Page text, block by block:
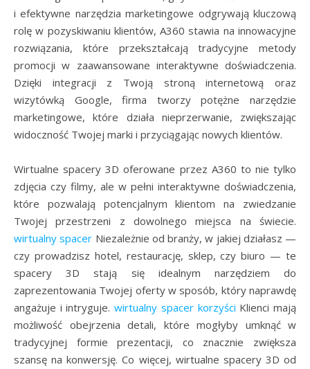
i efektywne narzędzia marketingowe odgrywają kluczową
rolę w pozyskiwaniu klientów, A360 stawia na innowacyjne
rozwiązania, które przekształcają tradycyjne metody
promocji w zaawansowane interaktywne doświadczenia.
Dzięki integracji z Twoją stroną internetową oraz
wizytówką Google, firma tworzy potężne narzędzie
marketingowe, które działa nieprzerwanie, zwiększając
widoczność Twojej marki i przyciągając nowych klientów.
Wirtualne spacery 3D oferowane przez A360 to nie tylko
zdjęcia czy filmy, ale w pełni interaktywne doświadczenia,
które pozwalają potencjalnym klientom na zwiedzanie
Twojej przestrzeni z dowolnego miejsca na świecie.
wirtualny spacer Niezależnie od branży, w jakiej działasz —
czy prowadzisz hotel, restaurację, sklep, czy biuro — te
spacery 3D stają się idealnym narzędziem do
zaprezentowania Twojej oferty w sposób, który naprawdę
angażuje i intryguje.wirtualny spacer korzyści Klienci mają
możliwość obejrzenia detali, które mogłyby umknąć w
tradycyjnej formie prezentacji, co znacznie zwiększa
szansę na konwersję. Co więcej, wirtualne spacery 3D od